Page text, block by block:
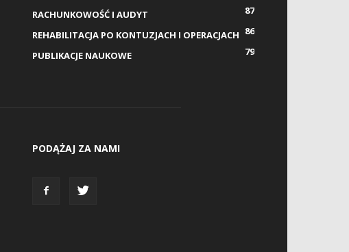
RACHUNKOWOŚĆ I AUDYT
87
REHABILITACJA PO KONTUZJACH I OPERACJACH 86
PUBLIKACJE NAUKOWE
79
PODĄŻAJ ZA NAMI